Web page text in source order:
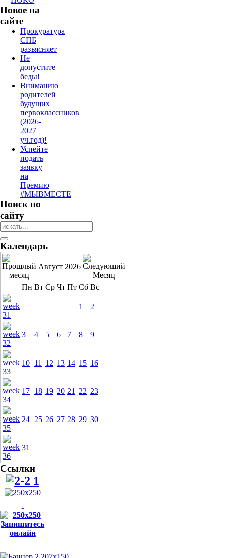
Новое на
сайте
Прокуратура
СПБ
разъясняет
Не
допустите
беды!
Вниманию
родителей
будущих
первоклассников
(2026-
2027
уч.год)!
Успейте
подать
заявку
на
Премию
#МЫВМЕСТЕ
Поиск по
сайту
Календарь
Август 2026
Пн Вт Ср Чт Пт Сб Вс
1 2
3 4 5 6 7 8 9
10 11 12 13 14 15 16
17 18 19 20 21 22 23
24 25 26 27 28 29 30
31
Ссылки